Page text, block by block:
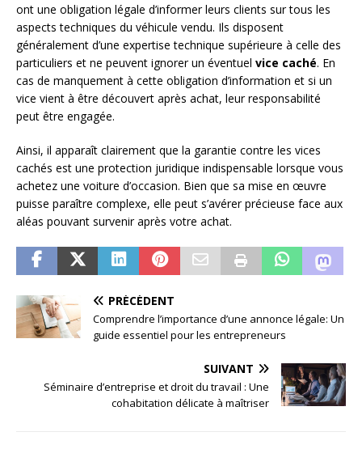
ont une obligation légale d’informer leurs clients sur tous les
aspects techniques du véhicule vendu. Ils disposent
généralement d’une expertise technique supérieure à celle des
particuliers et ne peuvent ignorer un éventuel vice caché. En
cas de manquement à cette obligation d’information et si un
vice vient à être découvert après achat, leur responsabilité
peut être engagée.
Ainsi, il apparaît clairement que la garantie contre les vices
cachés est une protection juridique indispensable lorsque vous
achetez une voiture d’occasion. Bien que sa mise en œuvre
puisse paraître complexe, elle peut s’avérer précieuse face aux
aléas pouvant survenir après votre achat.
PRÉCÉDENT
Comprendre l’importance d’une annonce légale: Un
guide essentiel pour les entrepreneurs
SUIVANT
Séminaire d’entreprise et droit du travail : Une
cohabitation délicate à maîtriser